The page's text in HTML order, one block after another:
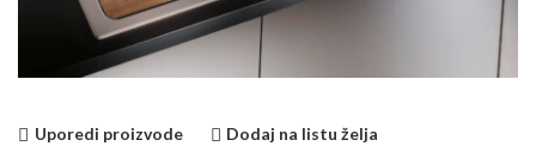
Uporedi proizvode Dodaj na listu želja